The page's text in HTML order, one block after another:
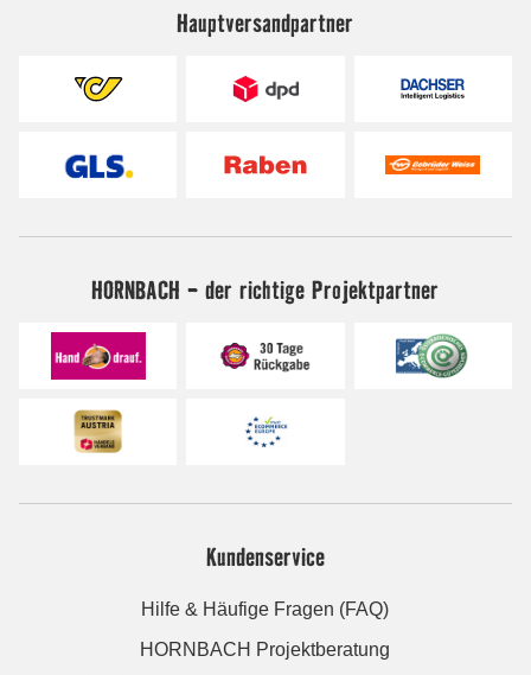
Hauptversandpartner
HORNBACH - der richtige Projektpartner
Kundenservice
Hilfe & Häufige Fragen (FAQ)
HORNBACH Projektberatung